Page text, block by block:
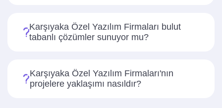
Karşıyaka Özel Yazılım Firmaları bulut
tabanlı çözümler sunuyor mu?
Karşıyaka Özel Yazılım Firmaları'nın
projelere yaklaşımı nasıldır?